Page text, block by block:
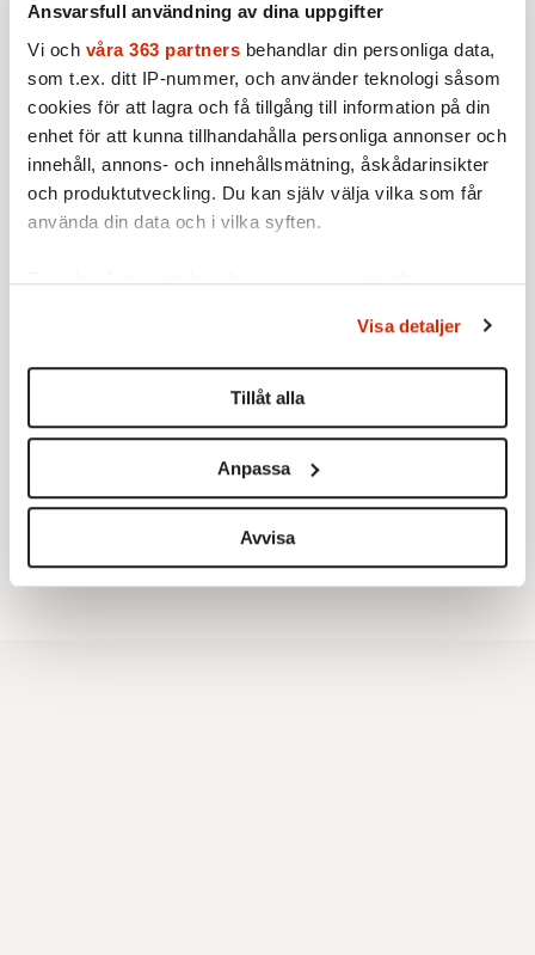
Ansvarsfull användning av dina uppgifter
Vi och våra 363 partners behandlar din personliga data,
som t.ex. ditt IP-nummer, och använder teknologi såsom
cookies för att lagra och få tillgång till information på din
enhet för att kunna tillhandahålla personliga annonser och
innehåll, annons- och innehållsmätning, åskådarinsikter
och produktutveckling. Du kan själv välja vilka som får
använda din data och i vilka syften.
Ta reda på mer om hur dina personliga uppgifter
Du kan ändra eller dra tillbaka ditt samtycke när som
helst från cookie-förklaringen.
Vi använder enhetsidentifierare för att anpassa innehållet
för sociala medier och analysera vår trafik. Vi
vidarebefordrar även sådana identifierare och annan
information från din enhet till de sociala medier och
annons- och analysföretag som vi samarbetar med.
Visa detaljer
Tillåt alla
Anpassa
Avvisa
STICKET
Bitte Assarmo:Sagan om den lågbegåvade
ursprungsbefolkningen i Filipstad
2.Frans Wachtmeister:Ja, AC är ett hot mot den
vänstern för Agnes Wold
KRÖNIKA
På ”Kommunisthögskolan” drömde
alla om att vara arbetarklass
STICKET
Andersson, hur ska du få ihop det